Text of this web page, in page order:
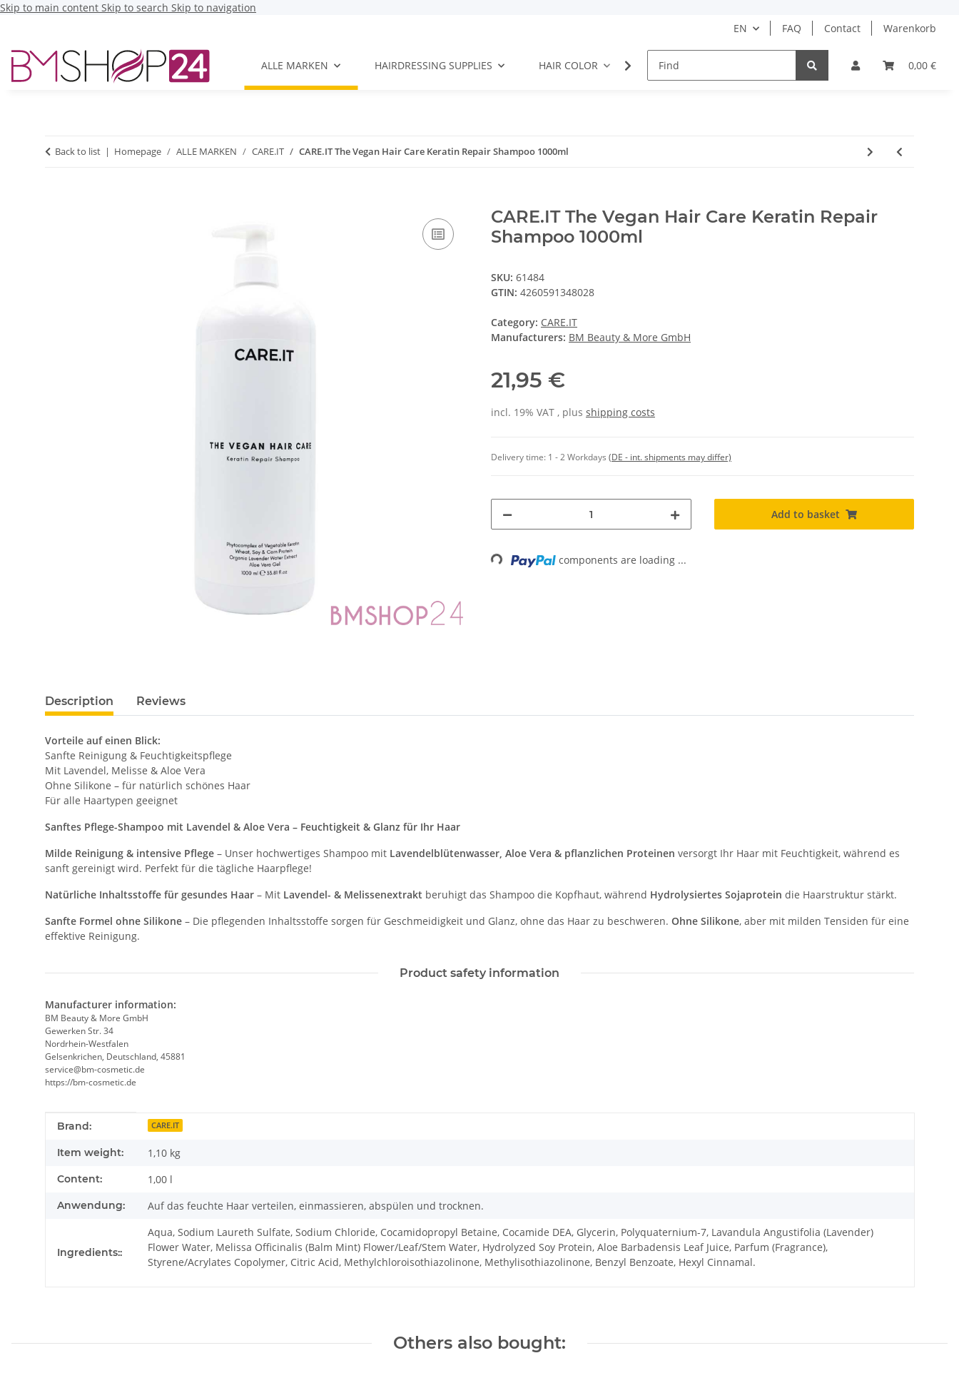
Skip to main content Skip to search Skip to navigation
EN FAQ Contact Warenkorb
0,00 €
ALLE MARKEN HAIRDRESSING SUPPLIES HAIR COLOR HAIR CARE HAIR STYLING BARBER
Back to list Homepage ALLE MARKEN CARE.IT CARE.IT The Vegan Hair Care Keratin Repair Shampoo 1000ml
CARE.IT The Vegan Hair Care Keratin Repair
Shampoo 1000ml
SKU: 61484
GTIN: 4260591348028
Category: CARE.IT
Manufacturers: BM Beauty & More GmbH
21,95 €
incl. 19% VAT , plus shipping costs
Delivery time: 1 - 2 Workdays (DE - int. shipments may differ)
Add to basket
Loading... components are loading ...
Description Reviews
Vorteile auf einen Blick:
Sanfte Reinigung & Feuchtigkeitspflege
Mit Lavendel, Melisse & Aloe Vera
Ohne Silikone – für natürlich schönes Haar
Für alle Haartypen geeignet
Sanftes Pflege-Shampoo mit Lavendel & Aloe Vera – Feuchtigkeit & Glanz für Ihr Haar
Milde Reinigung & intensive Pflege – Unser hochwertiges Shampoo mit Lavendelblütenwasser, Aloe Vera & pflanzlichen Proteinen versorgt Ihr Haar mit Feuchtigkeit, während es
sanft gereinigt wird. Perfekt für die tägliche Haarpflege!
Natürliche Inhaltsstoffe für gesundes Haar – Mit Lavendel- & Melissenextrakt beruhigt das Shampoo die Kopfhaut, während Hydrolysiertes Sojaprotein die Haarstruktur stärkt.
Sanfte Formel ohne Silikone – Die pflegenden Inhaltsstoffe sorgen für Geschmeidigkeit und Glanz, ohne das Haar zu beschweren. Ohne Silikone, aber mit milden Tensiden für eine
effektive Reinigung.
Product safety information
Manufacturer information:
BM Beauty & More GmbH
Gewerken Str. 34
Nordrhein-Westfalen
Gelsenkrichen, Deutschland, 45881
service@bm-cosmetic.de
https://bm-cosmetic.de
Item information
Value
Brand: CARE.IT
Item weight: 1,10 kg
Content: 1,00 l
Anwendung: Auf das feuchte Haar verteilen, einmassieren, abspülen und trocknen.
Ingredients::
Aqua, Sodium Laureth Sulfate, Sodium Chloride, Cocamidopropyl Betaine, Cocamide DEA, Glycerin, Polyquaternium-7, Lavandula Angustifolia (Lavender)
Flower Water, Melissa Officinalis (Balm Mint) Flower/Leaf/Stem Water, Hydrolyzed Soy Protein, Aloe Barbadensis Leaf Juice, Parfum (Fragrance),
Styrene/Acrylates Copolymer, Citric Acid, Methylchloroisothiazolinone, Methylisothiazolinone, Benzyl Benzoate, Hexyl Cinnamal.
Others also bought: